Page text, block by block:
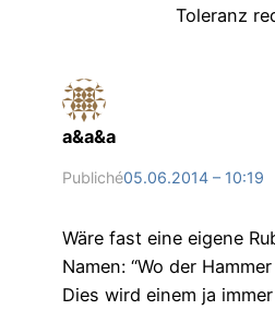
Toleranz
a&a&a
Publiché05.06.2014 – 10:19
Wäre fast eine eigene
Namen: “Wo der Hammer
Dies wird einem ja